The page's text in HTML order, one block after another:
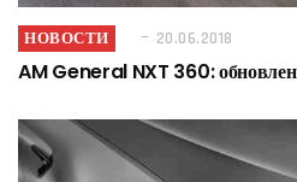
НОВОСТИ 20.06.2018
AM General NXT 360: